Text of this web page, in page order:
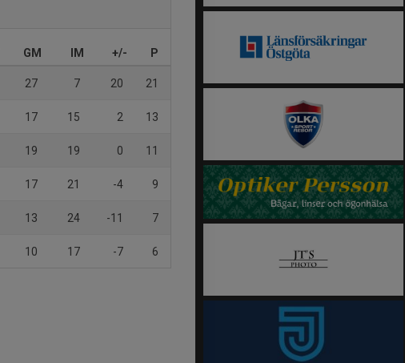
GM IM +/- P
27 7 20 21
17 15 2 13
19 19 0 11
17 21 -4 9
13 24 -11 7
10 17 -7 6